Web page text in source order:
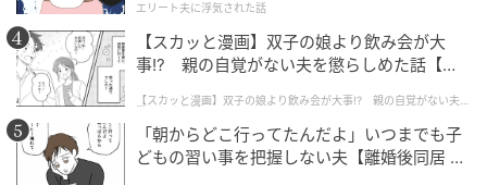
肌より0.5トーンあげた色。シミの濃い部分を自然とぼ
かすことができます。
エリート夫に浮気された話
【スカッと漫画】双子の娘より飲み会が大
事!? 親の自覚がない夫を懲らしめた話【第1
【スカッと漫画】双子の娘より飲み会が大事!? 親の自覚がない夫を
懲らしめた話
「朝からどこ行ってたんだよ」いつまでも子
どもの習い事を把握しない夫【離婚後同居 Vo